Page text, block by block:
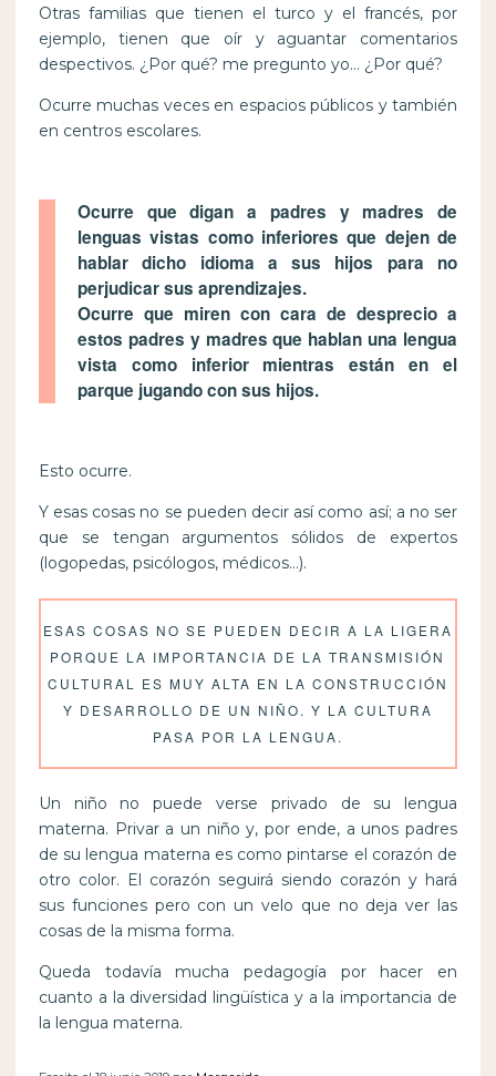
Otras familias que tienen el turco y el francés, por
ejemplo, tienen que oír y aguantar comentarios
despectivos. ¿Por qué? me pregunto yo… ¿Por qué?
Ocurre muchas veces en espacios públicos y también
en centros escolares.
Ocurre que digan a padres y madres de
lenguas vistas como inferiores que dejen de
hablar dicho idioma a sus hijos para no
perjudicar sus aprendizajes.
Ocurre que miren con cara de desprecio a
estos padres y madres que hablan una lengua
vista como inferior mientras están en el
parque jugando con sus hijos.
Esto ocurre.
Y esas cosas no se pueden decir así como así; a no ser
que se tengan argumentos sólidos de expertos
(logopedas, psicólogos, médicos…).
ESAS COSAS NO SE PUEDEN DECIR A LA LIGERA
PORQUE LA IMPORTANCIA DE LA TRANSMISIÓN
CULTURAL ES MUY ALTA EN LA CONSTRUCCIÓN
Y DESARROLLO DE UN NIÑO. Y LA CULTURA
PASA POR LA LENGUA.
Un niño no puede verse privado de su lengua
materna. Privar a un niño y, por ende, a unos padres
de su lengua materna es como pintarse el corazón de
otro color. El corazón seguirá siendo corazón y hará
sus funciones pero con un velo que no deja ver las
cosas de la misma forma.
Queda todavía mucha pedagogía por hacer en
cuanto a la diversidad lingüística y a la importancia de
la lengua materna.